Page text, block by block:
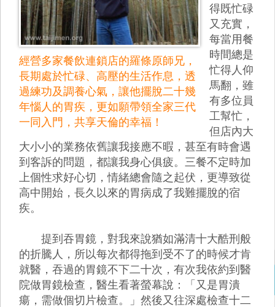
經營多家餐飲連鎖店的羅條原師兄，
長期處於忙碌、高壓的生活作息，透
過練功及調養心氣，讓他擺脫二十幾
年惱人的胃疾，更如願帶領全家三代
一同入門，共享天倫的幸福！
得既忙碌
又充實，
每當用餐
時間總是
忙得人仰
馬翻，雖
有多位員
工幫忙，
但店內大
大小小的業務依舊讓我接應不暇，甚至有時會遇
到客訴的問題，都讓我身心俱疲。三餐不定時加
上個性求好心切，情緒總會隨之起伏，更導致從
高中開始，長久以來的胃病成了我難擺脫的宿
疾。
提到吞胃鏡，對我來說猶如滿清十大酷刑般
的折騰人，所以每次都得拖到受不了的時候才肯
就醫，吞過的胃鏡不下二十次，有次我依約到醫
院做胃鏡檢查，醫生看著螢幕說：「又是胃潰
瘍，需做個切片檢查。」然後又往深處檢查十二